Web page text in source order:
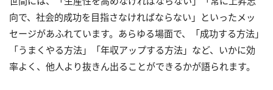
向で、社会的成功を目指さなければならない」といったメッ
セージがあふれています。あらゆる場面で、「成功する方法」
「うまくやる方法」「年収アップする方法」など、いかに効
率よく、他人より抜きん出ることができるかが語られます。